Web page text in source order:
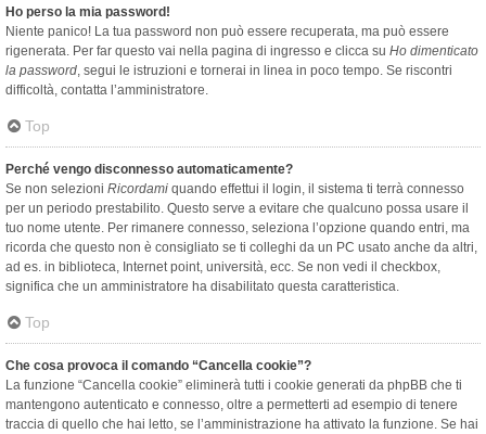
Ho perso la mia password!
Niente panico! La tua password non può essere recuperata, ma può essere
rigenerata. Per far questo vai nella pagina di ingresso e clicca su Ho dimenticato
la password, segui le istruzioni e tornerai in linea in poco tempo. Se riscontri
difficoltà, contatta l’amministratore.
Top
Perché vengo disconnesso automaticamente?
Se non selezioni Ricordami quando effettui il login, il sistema ti terrà connesso
per un periodo prestabilito. Questo serve a evitare che qualcuno possa usare il
tuo nome utente. Per rimanere connesso, seleziona l’opzione quando entri, ma
ricorda che questo non è consigliato se ti colleghi da un PC usato anche da altri,
ad es. in biblioteca, Internet point, università, ecc. Se non vedi il checkbox,
significa che un amministratore ha disabilitato questa caratteristica.
Top
Che cosa provoca il comando “Cancella cookie”?
La funzione “Cancella cookie” eliminerà tutti i cookie generati da phpBB che ti
mantengono autenticato e connesso, oltre a permetterti ad esempio di tenere
traccia di quello che hai letto, se l’amministrazione ha attivato la funzione. Se hai